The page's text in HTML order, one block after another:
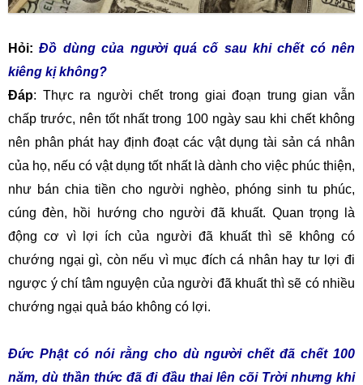
Hỏi:Đồ dùng của người quá cố sau khi chết có nên
kiêng kị không?
Đáp: Thực ra người chết trong giai đoạn trung gian vẫn
chấp trước, nên tốt nhất trong 100 ngày sau khi chết không
nên phân phát hay định đoạt các vật dụng tài sản cá nhân
của họ, nếu có vật dụng tốt nhất là dành cho việc phúc thiện,
như bán chia tiền cho người nghèo, phóng sinh tu phúc,
cúng đèn, hồi hướng cho người đã khuất. Quan trọng là
động cơ vì lợi ích của người đã khuất thì sẽ không có
chướng ngại gì, còn nếu vì mục đích cá nhân hay tư lợi đi
ngược ý chí tâm nguyện của người đã khuất thì sẽ có nhiều
chướng ngại quả báo không có lợi.
Đức Phật có nói rằng cho dù người chết đã chết100
năm,dù thần thức đã đi đầu thai lên cõi Trời nhưng khi